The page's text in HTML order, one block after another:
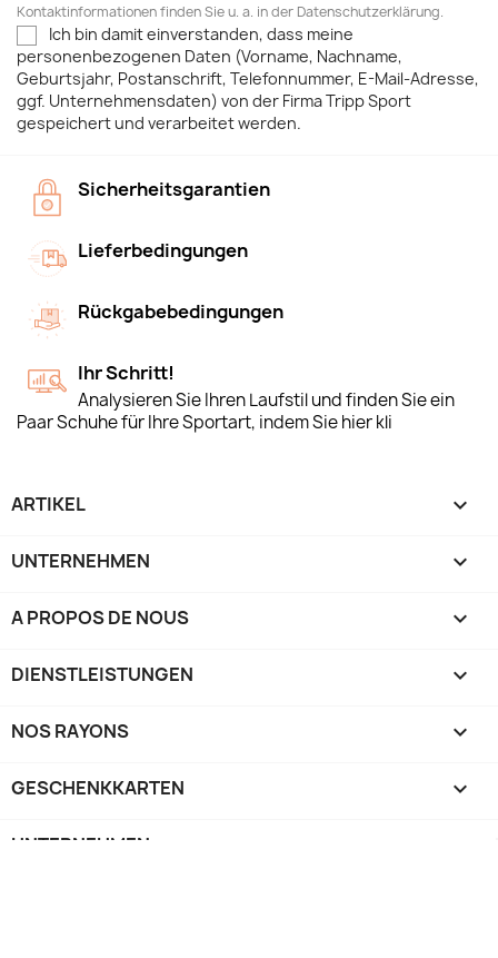
Kontaktinformationen finden Sie u. a. in der Datenschutzerklärung.
Ich bin damit einverstanden, dass meine
personenbezogenen Daten (Vorname, Nachname,
Geburtsjahr, Postanschrift, Telefonnummer, E-Mail-Adresse,
ggf. Unternehmensdaten) von der Firma Tripp Sport
gespeichert und verarbeitet werden.
Sicherheitsgarantien
Lieferbedingungen
Rückgabebedingungen
Ihr Schritt!
Analysieren Sie Ihren Laufstil und finden Sie ein
Paar Schuhe für Ihre Sportart, indem Sie hier kli
ARTIKEL 
UNTERNEHMEN 
A PROPOS DE NOUS 
DIENSTLEISTUNGEN 
NOS RAYONS 
GESCHENKKARTEN 
UNTERNEHMEN